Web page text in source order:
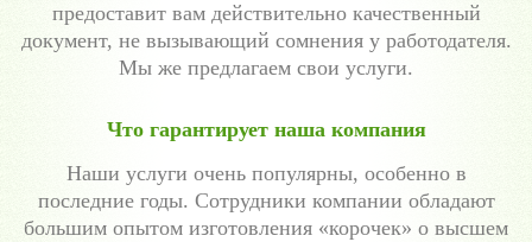
предоставит вам действительно качественный
документ, не вызывающий сомнения у работодателя.
Мы же предлагаем свои услуги.
Что гарантирует наша компания
Наши услуги очень популярны, особенно в
последние годы. Сотрудники компании обладают
большим опытом изготовления «корочек» о высшем